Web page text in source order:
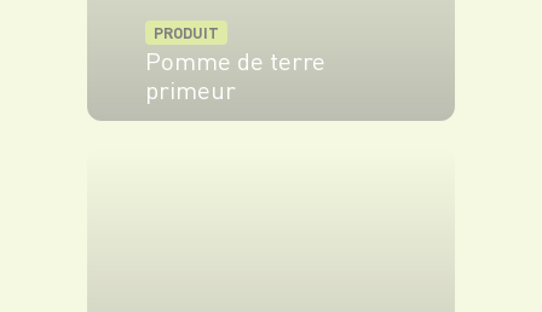
PRODUIT
Pomme de terre
primeur